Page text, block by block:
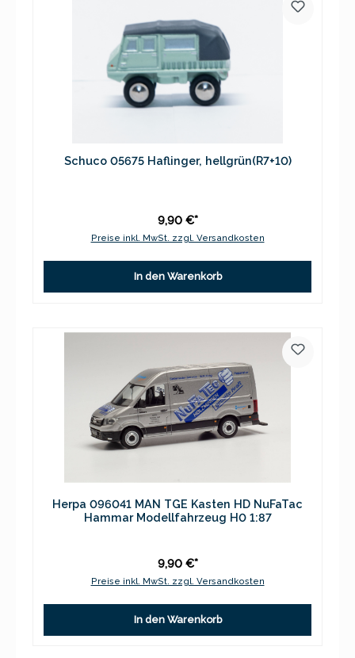
Schuco 05675 Haflinger, hellgrün(R7+10)
9,90 €*
Preise inkl. MwSt. zzgl. Versandkosten
In den Warenkorb
Herpa 096041 MAN TGE Kasten HD NuFaTac
Hammar Modellfahrzeug H0 1:87
9,90 €*
Preise inkl. MwSt. zzgl. Versandkosten
In den Warenkorb